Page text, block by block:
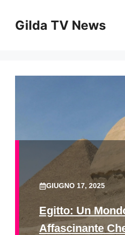
contenuto
Gilda TV News
GIUGNO 17, 2025
Egitto: Un
Affascinante